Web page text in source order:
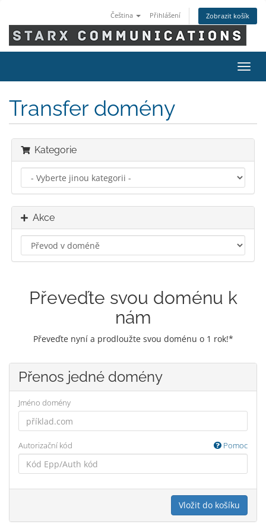
Čeština Přihlášení Zobrazit košík
Transfer domény
Kategorie
Akce
Převeďte svou doménu k
nám
Převeďte nyní a prodloužte svou doménu o 1 rok!*
Přenos jedné domény
Jméno domény
Autorizační kód Pomoc
Vložit do košíku